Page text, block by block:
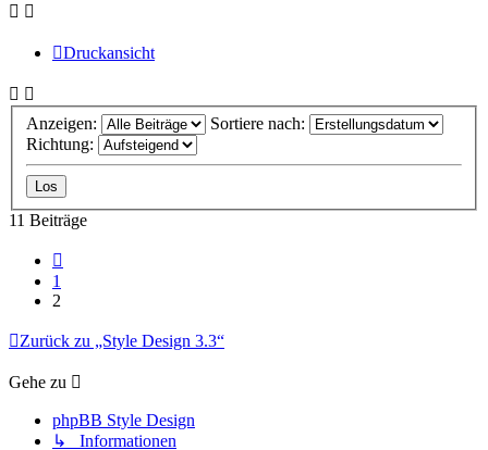
Druckansicht
Anzeigen:
Sortiere nach:
Richtung:
11 Beiträge
1
2
Zurück zu „Style Design 3.3“
Gehe zu
phpBB Style Design
↳ Informationen